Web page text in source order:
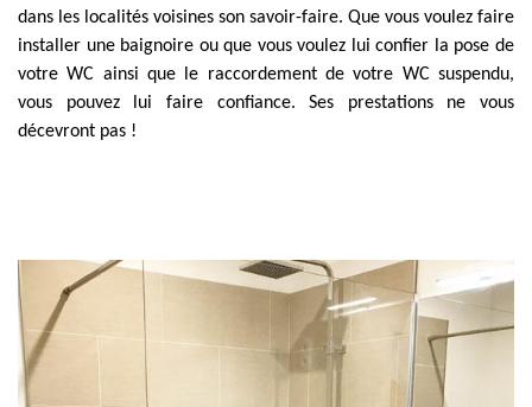
dans les localités voisines son savoir-faire. Que vous voulez faire
installer une baignoire ou que vous voulez lui confier la pose de
votre WC ainsi que le raccordement de votre WC suspendu,
vous pouvez lui faire confiance. Ses prestations ne vous
décevront pas !